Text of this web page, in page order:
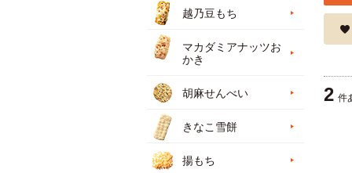
2 件
越乃豆もち
マカダミアナッツお
かき
胡麻せんべい
きなこ雪餅
揚もち